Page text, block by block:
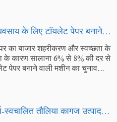
और कन्वर्टिंग लाइनों में आने वाली
अफ्रीका में अपने व्यवसाय के लिए टॉयलेट पेपर बनाने की मशीन का चयन कैसे करें
का बाजार शहरीकरण और स्वच्छता के
के कारण सालाना 6% से 8% की दर से
पेपर बनाने वाली मशीन का चुनाव
की गुणवत्ता और दीर्घकालिक
करता है।
स्वचालित बनाम अर्ध-स्वचालित तौलिया कागज उत्पादन: आपकी सुविधा के लिए कौन सा बेहतर है?